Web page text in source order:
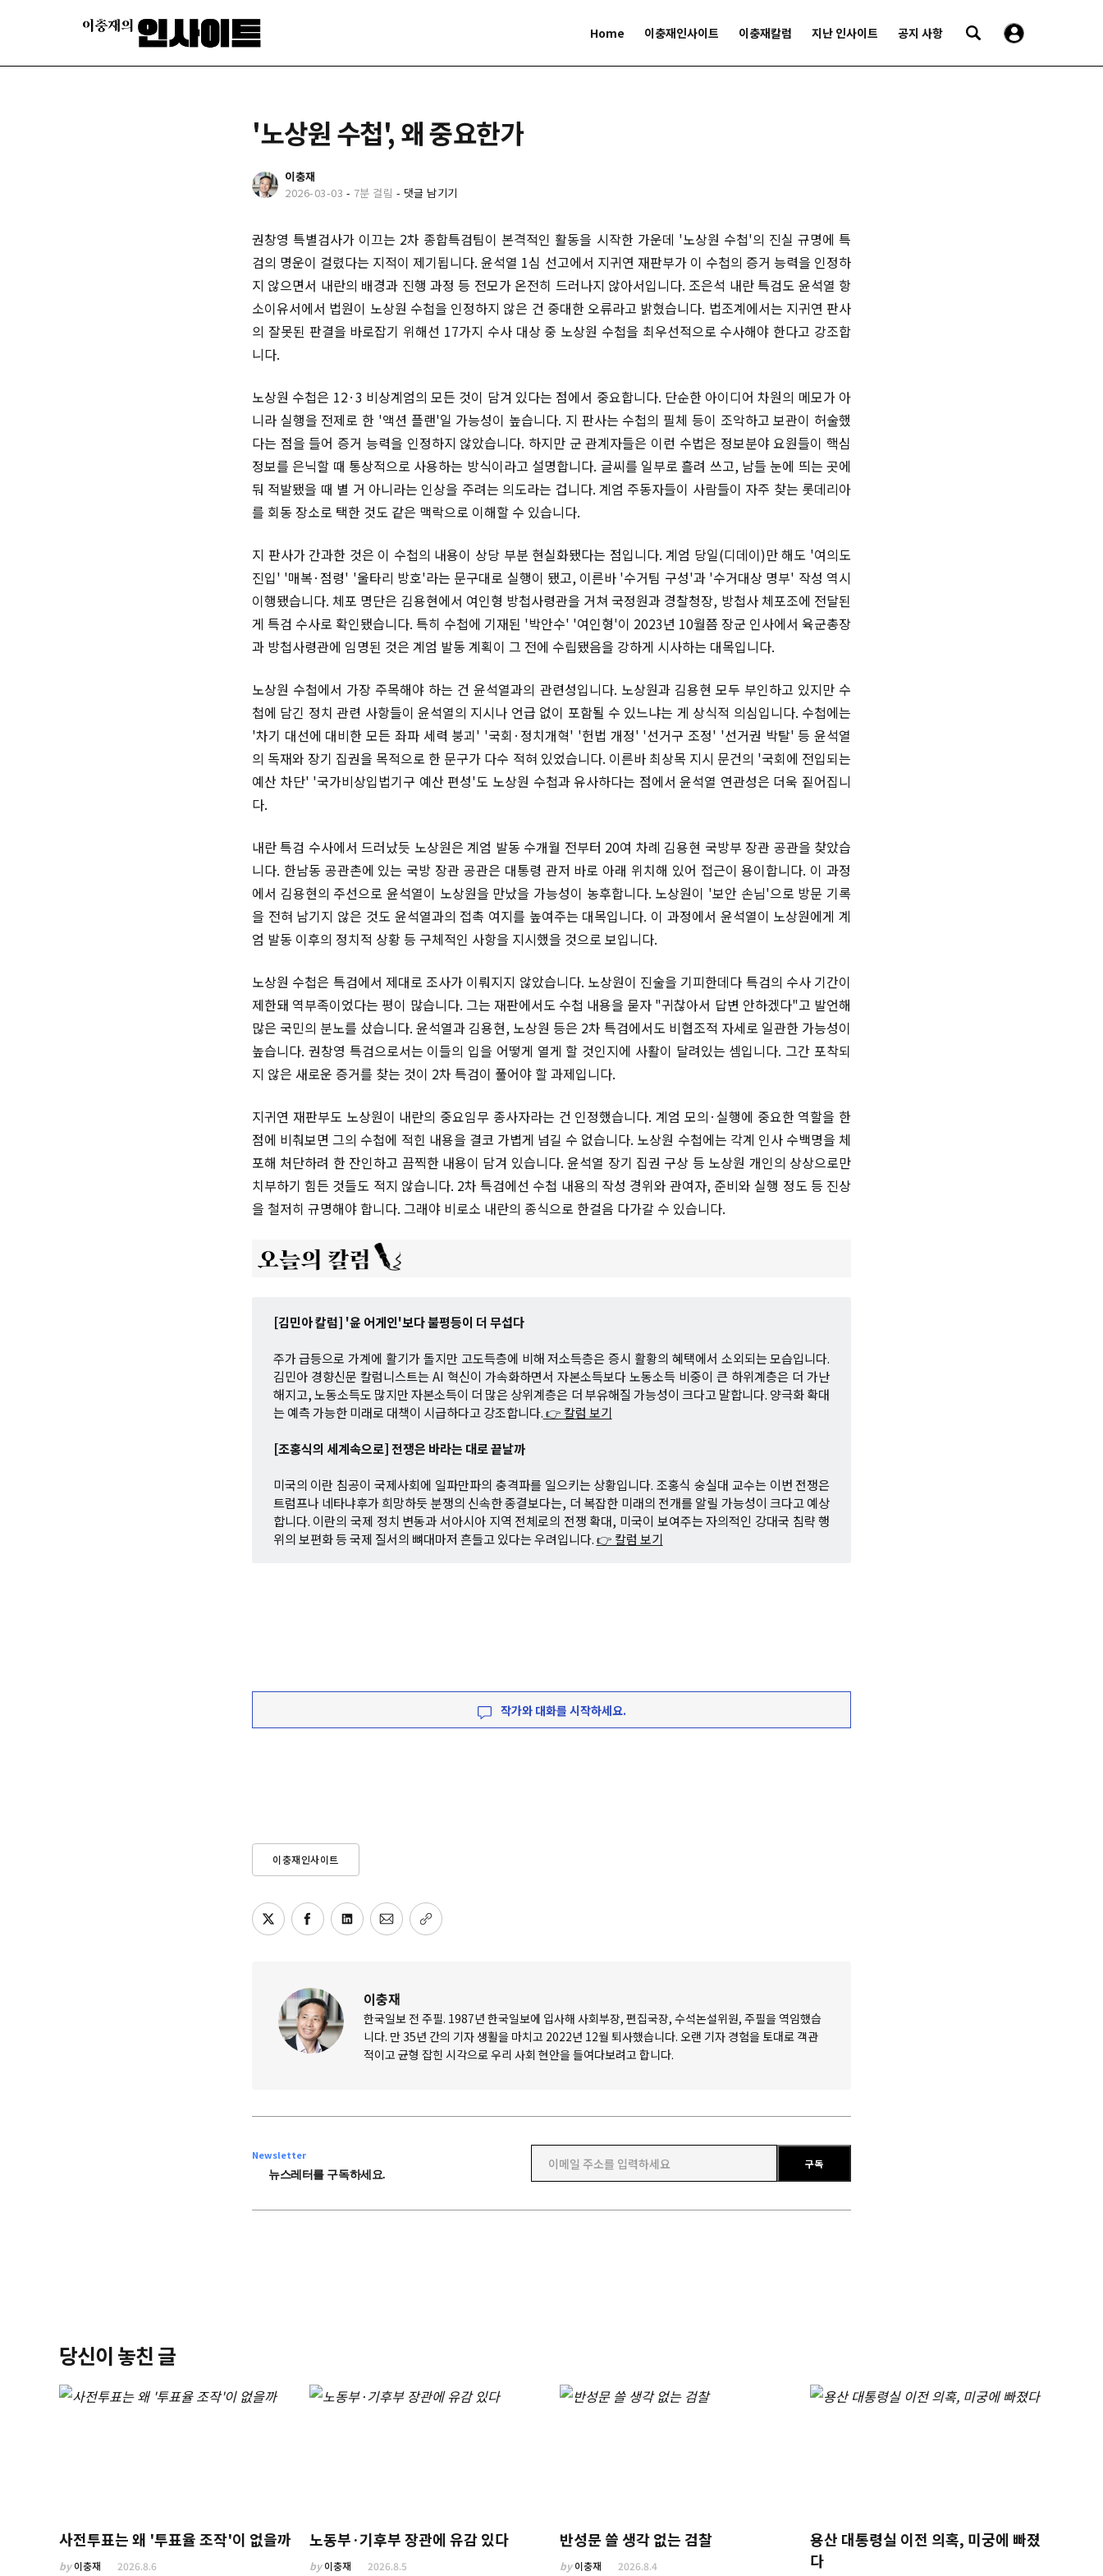
Home 이충재인사이트 이충재칼럼 지난 인사이트 공지 사항
'노상원 수첩', 왜 중요한가
이충재
2026-03-03 - 7분 걸림 - 댓글 남기기
권창영 특별검사가 이끄는 2차 종합특검팀이 본격적인 활동을 시작한 가운데 '노상원 수첩'의 진실 규명에 특
검의 명운이 걸렸다는 지적이 제기됩니다. 윤석열 1심 선고에서 지귀연 재판부가 이 수첩의 증거 능력을 인정하
지 않으면서 내란의 배경과 진행 과정 등 전모가 온전히 드러나지 않아서입니다. 조은석 내란 특검도 윤석열 항
소이유서에서 법원이 노상원 수첩을 인정하지 않은 건 중대한 오류라고 밝혔습니다. 법조계에서는 지귀연 판사
의 잘못된 판결을 바로잡기 위해선 17가지 수사 대상 중 노상원 수첩을 최우선적으로 수사해야 한다고 강조합
니다.
노상원 수첩은 12·3 비상계엄의 모든 것이 담겨 있다는 점에서 중요합니다. 단순한 아이디어 차원의 메모가 아
니라 실행을 전제로 한 '액션 플랜'일 가능성이 높습니다. 지 판사는 수첩의 필체 등이 조악하고 보관이 허술했
다는 점을 들어 증거 능력을 인정하지 않았습니다. 하지만 군 관계자들은 이런 수법은 정보분야 요원들이 핵심
정보를 은닉할 때 통상적으로 사용하는 방식이라고 설명합니다. 글씨를 일부로 흘려 쓰고, 남들 눈에 띄는 곳에
둬 적발됐을 때 별 거 아니라는 인상을 주려는 의도라는 겁니다. 계엄 주동자들이 사람들이 자주 찾는 롯데리아
를 회동 장소로 택한 것도 같은 맥락으로 이해할 수 있습니다.
지 판사가 간과한 것은 이 수첩의 내용이 상당 부분 현실화됐다는 점입니다. 계엄 당일(디데이)만 해도 '여의도
진입' '매복·점령' '울타리 방호'라는 문구대로 실행이 됐고, 이른바 '수거팀 구성'과 '수거대상 명부' 작성 역시
이행됐습니다. 체포 명단은 김용현에서 여인형 방첩사령관을 거쳐 국정원과 경찰청장, 방첩사 체포조에 전달된
게 특검 수사로 확인됐습니다. 특히 수첩에 기재된 '박안수' '여인형'이 2023년 10월쯤 장군 인사에서 육군총장
과 방첩사령관에 임명된 것은 계엄 발동 계획이 그 전에 수립됐음을 강하게 시사하는 대목입니다.
노상원 수첩에서 가장 주목해야 하는 건 윤석열과의 관련성입니다. 노상원과 김용현 모두 부인하고 있지만 수
첩에 담긴 정치 관련 사항들이 윤석열의 지시나 언급 없이 포함될 수 있느냐는 게 상식적 의심입니다. 수첩에는
'차기 대선에 대비한 모든 좌파 세력 붕괴' '국회·정치개혁' '헌법 개정' '선거구 조정' '선거권 박탈' 등 윤석열
의 독재와 장기 집권을 목적으로 한 문구가 다수 적혀 있었습니다. 이른바 최상목 지시 문건의 '국회에 전입되는
예산 차단' '국가비상입법기구 예산 편성'도 노상원 수첩과 유사하다는 점에서 윤석열 연관성은 더욱 짙어집니
다.
내란 특검 수사에서 드러났듯 노상원은 계엄 발동 수개월 전부터 20여 차례 김용현 국방부 장관 공관을 찾았습
니다. 한남동 공관촌에 있는 국방 장관 공관은 대통령 관저 바로 아래 위치해 있어 접근이 용이합니다. 이 과정
에서 김용현의 주선으로 윤석열이 노상원을 만났을 가능성이 농후합니다. 노상원이 '보안 손님'으로 방문 기록
을 전혀 남기지 않은 것도 윤석열과의 접촉 여지를 높여주는 대목입니다. 이 과정에서 윤석열이 노상원에게 계
엄 발동 이후의 정치적 상황 등 구체적인 사항을 지시했을 것으로 보입니다.
노상원 수첩은 특검에서 제대로 조사가 이뤄지지 않았습니다. 노상원이 진술을 기피한데다 특검의 수사 기간이
제한돼 역부족이었다는 평이 많습니다. 그는 재판에서도 수첩 내용을 묻자 "귀찮아서 답변 안하겠다"고 발언해
많은 국민의 분노를 샀습니다. 윤석열과 김용현, 노상원 등은 2차 특검에서도 비협조적 자세로 일관한 가능성이
높습니다. 권창영 특검으로서는 이들의 입을 어떻게 열게 할 것인지에 사활이 달려있는 셈입니다. 그간 포착되
지 않은 새로운 증거를 찾는 것이 2차 특검이 풀어야 할 과제입니다.
지귀연 재판부도 노상원이 내란의 중요임무 종사자라는 건 인정했습니다. 계엄 모의·실행에 중요한 역할을 한
점에 비춰보면 그의 수첩에 적힌 내용을 결코 가볍게 넘길 수 없습니다. 노상원 수첩에는 각계 인사 수백명을 체
포해 처단하려 한 잔인하고 끔찍한 내용이 담겨 있습니다. 윤석열 장기 집권 구상 등 노상원 개인의 상상으로만
치부하기 힘든 것들도 적지 않습니다. 2차 특검에선 수첩 내용의 작성 경위와 관여자, 준비와 실행 정도 등 진상
을 철저히 규명해야 합니다. 그래야 비로소 내란의 종식으로 한걸음 다가갈 수 있습니다.
[김민아 칼럼] '윤 어게인'보다 불평등이 더 무섭다
주가 급등으로 가계에 활기가 돌지만 고도득층에 비해 저소득층은 증시 활황의 혜택에서 소외되는 모습입니다.
김민아 경향신문 칼럼니스트는 AI 혁신이 가속화하면서 자본소득보다 노동소득 비중이 큰 하위계층은 더 가난
해지고, 노동소득도 많지만 자본소득이 더 많은 상위계층은 더 부유해질 가능성이 크다고 말합니다. 양극화 확대
는 예측 가능한 미래로 대책이 시급하다고 강조합니다.👉 칼럼 보기
[조홍식의 세계속으로] 전쟁은 바라는 대로 끝날까
미국의 이란 침공이 국제사회에 일파만파의 충격파를 일으키는 상황입니다. 조홍식 숭실대 교수는 이번 전쟁은
트럼프나 네타냐후가 희망하듯 분쟁의 신속한 종결보다는, 더 복잡한 미래의 전개를 알릴 가능성이 크다고 예상
합니다. 이란의 국제 정치 변동과 서아시아 지역 전체로의 전쟁 확대, 미국이 보여주는 자의적인 강대국 침략 행
위의 보편화 등 국제 질서의 뼈대마저 흔들고 있다는 우려입니다.👉 칼럼 보기
작가와 대화를 시작하세요.
이충재인사이트
이충재
한국일보 전 주필. 1987년 한국일보에 입사해 사회부장, 편집국장, 수석논설위원, 주필을 역임했습
니다. 만 35년 간의 기자 생활을 마치고 2022년 12월 퇴사했습니다. 오랜 기자 경험을 토대로 객관
적이고 균형 잡힌 시각으로 우리 사회 현안을 들여다보려고 합니다.
Newsletter
뉴스레터를 구독하세요. 이메일 주소를 입력하세요
구독
당신이 놓친 글
사전투표는 왜 '투표율 조작'이 없을까
by이충재 2026.8.6
노동부·기후부 장관에 유감 있다
by이충재 2026.8.5
반성문 쓸 생각 없는 검찰
by이충재 2026.8.4
용산 대통령실 이전 의혹, 미궁에 빠졌
다